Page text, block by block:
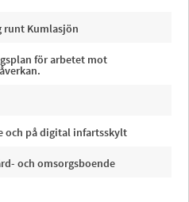
runt Kumlasjön
för arbetet mot
och på digital infartsskylt
och omsorgsboende